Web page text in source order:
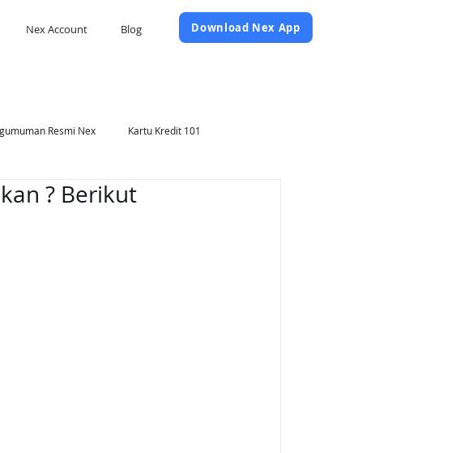
Daftar Sekarang
Nex Account Blog Download Nex App
Resmi Nex Kartu Kredit 101
? Berikut